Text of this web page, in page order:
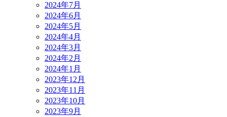
2024年7月
2024年6月
2024年5月
2024年4月
2024年3月
2024年2月
2024年1月
2023年12月
2023年11月
2023年10月
2023年9月